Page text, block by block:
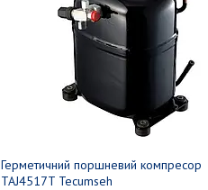
Герметичний поршневий компресор
TAJ4517T Tecumseh